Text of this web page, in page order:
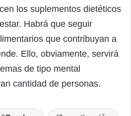
los suplementos dietéticos
Habrá que seguir
que contribuyan a
Ello, obviamente, servirá
de tipo mental
cantidad de personas.